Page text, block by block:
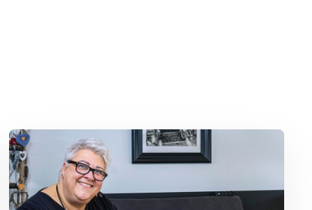
in de kapsalon
Lees meer over Ellen Garagoski uit Eerbeek: ‘Korte stukjes zijn